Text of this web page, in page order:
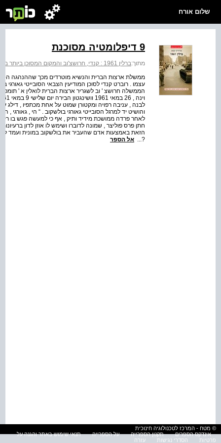
שלום אורח
9 דיפלומטיה מסוכנת
מתוך:ברלין 1961 : קנדי, חרושצ'וב והמקום המסוכן ביותר בתבל
ממשלת ארצות הברית והנשיא מוטרדים מכך שההנהגה
הממשלה חרושצ ' וב לשגריר ארצות הברית לואלין א '
לבנה , עניבה רפויה ומקטורן שמוט על אחת מכתפיו ,
והושיט יד למרגל הסובייטי גאורגי בולשקוב . “ הי , גאורגי
לאחר פרדה ממושכת מידיד ותיק , אף כי למעשה פגש בו
חתן פרס פוליצר , שמונה לדוברו ושימש לו אוזן לדון
הזאת באמצעות אדם שהעביר את בולשקוב במונית ועמד לצדו
?... אל הספר
© מטח - המרכז לטכנולוגיה חינוכית
אינדקס הספרים
תקנון הספרייה על הספרייה
תנאי שימוש באתר והגנה על
פרטיות
הסדרי נגישות עזרה